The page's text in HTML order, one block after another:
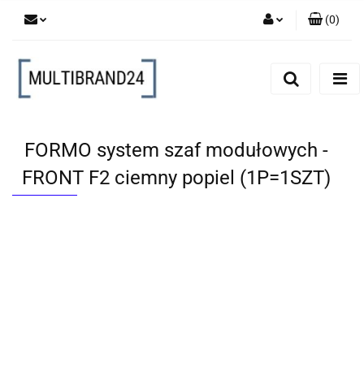
(0)
FORMO system szaf modułowych -
FRONT F2 ciemny popiel (1P=1SZT)